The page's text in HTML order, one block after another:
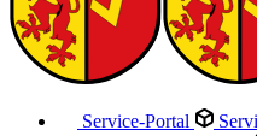
Service-Portal